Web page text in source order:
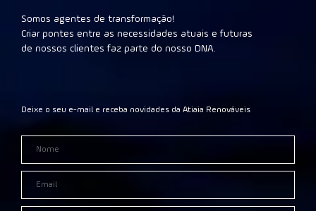
Somos agentes de transformação!
Criar pontes entre as necessidades atuais e futuras
de nossos clientes faz parte do nosso DNA.
Deixe o seu e-mail e receba novidades da Atiaia Renováveis